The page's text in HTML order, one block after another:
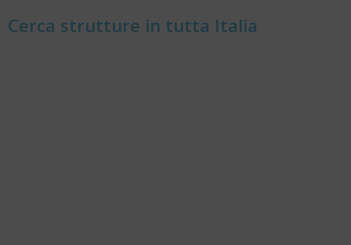
Cerca strutture in tutta Italia